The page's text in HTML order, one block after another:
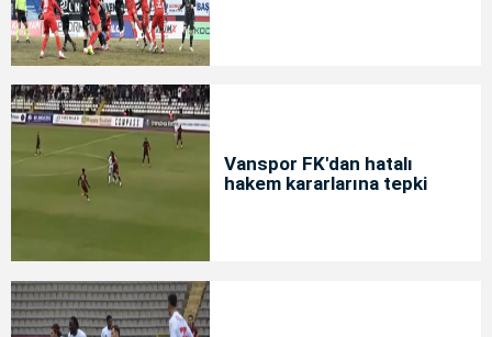
Vanspor FK'dan hatalı
hakem kararlarına tepki